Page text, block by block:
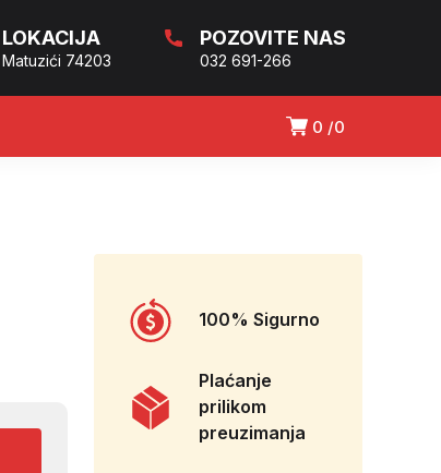
LOKACIJA
Matuzići 74203
POZOVITE NAS
032 691-266
0 0
100% Sigurno
Plaćanje
prilikom
preuzimanja